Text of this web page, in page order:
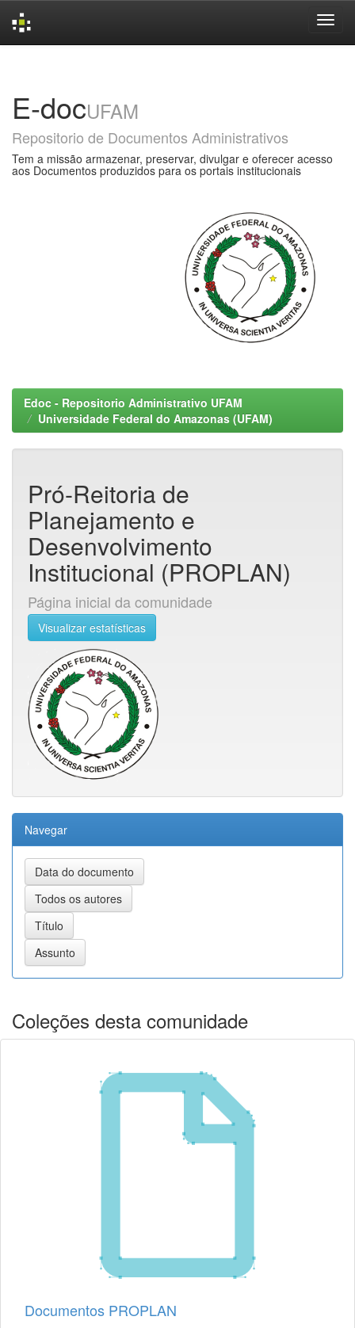
E-docUFAM
Repositorio de Documentos Administrativos
Tem a missão armazenar, preservar, divulgar e oferecer acesso
aos Documentos produzidos para os portais institucionais
Edoc - Repositorio Administrativo UFAM
Universidade Federal do Amazonas (UFAM)
Pró-Reitoria de
Planejamento e
Desenvolvimento
Institucional (PROPLAN)
Página inicial da comunidade
Visualizar estatísticas
Navegar
Coleções desta comunidade
Documentos PROPLAN